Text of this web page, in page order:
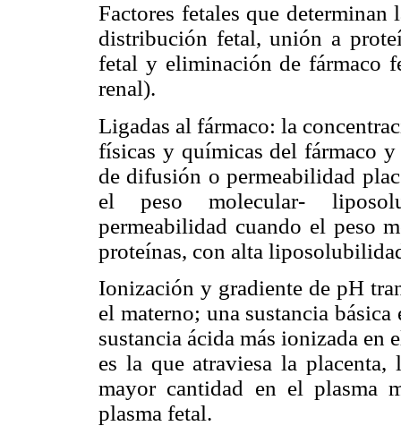
Factores fetales que
distribución fetal, unión a
fetal y eliminación de fármaco
renal).
Ligadas al fármaco: la
físicas y químicas del fármaco
de difusión o permeabilidad
el peso molecular-
permeabilidad cuando el peso
proteínas, con alta
Ionización y gradiente de pH
el materno; una sustancia
sustancia ácida más ionizada
es la que atraviesa la placenta,
mayor cantidad en el plasma
plasma fetal.